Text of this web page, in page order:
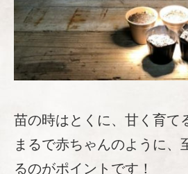
苗の時はとくに、甘く育て
まるで赤ちゃんのように、
るのがポイントです！